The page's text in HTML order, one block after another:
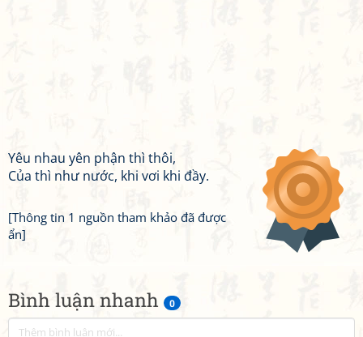
Bình luận nhanh 0
Yêu nhau yên phận thì thôi,
Của thì như nước, khi vơi khi đầy.
[Thông tin 1 nguồn tham khảo đã được
ẩn]